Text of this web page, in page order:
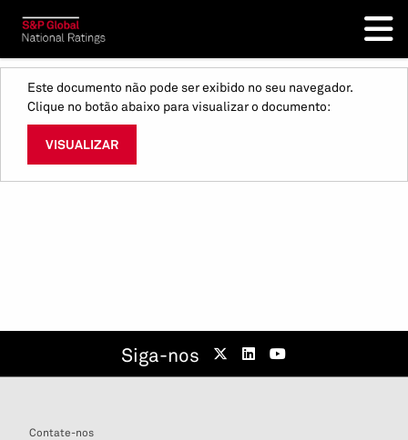
Este documento não pode ser exibido no seu navegador.
Clique no botão abaixo para visualizar o documento:
VISUALIZAR
Siga-nos
Contate-nos